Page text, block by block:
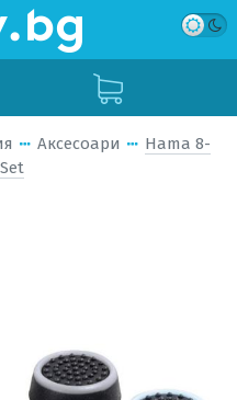
Аксесоари
Hama 8-